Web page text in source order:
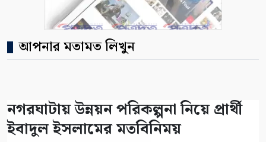
আপনার মতামত লিখুন
নগরঘাটায় উন্নয়ন পরিকল্পনা নিয়ে প্রার্থী
ইবাদুল ইসলামের মতবিনিময়